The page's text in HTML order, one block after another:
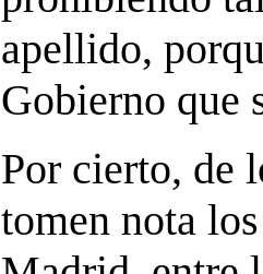
apellido,
Gobierno que
Por cierto, de
tomen nota